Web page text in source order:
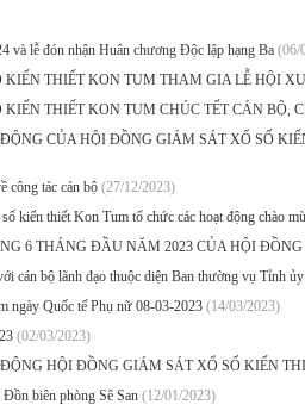
và lễ đón nhận Huân chương Độc lập hạng Ba (06/
KIẾN THIẾT KON TUM THAM GIA LỄ HỘI
THIẾT KON TUM CHÚC TẾT CÁN BỘ,
CỦA HỘI ĐỒNG GIÁM SÁT XỔ SỐ
công tác cán bộ (27/12/2023)
kiến thiết Kon Tum tổ chức các hoạt động chào
6 THÁNG ĐẦU NĂM 2023 CỦA HỘI
cán bộ lãnh đạo thuộc diện Ban thường vụ Tỉnh
ngày Quốc tế Phụ nữ 08-03-2023 (14/03/2023)
(02/03/2023)
HỘI ĐỒNG GIÁM SÁT XỔ SỐ KIẾN
biên phòng Sê San (12/01/2023)